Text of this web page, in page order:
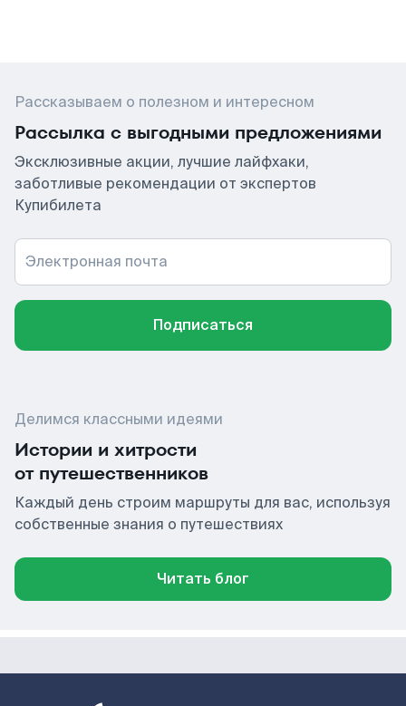
Рассказываем о полезном и интересном
Рассылка с выгодными предложениями
Эксклюзивные акции, лучшие лайфхаки,
заботливые рекомендации от экспертов
Купибилета
Электронная почта
Подписаться
Делимся классными идеями
Истории и хитрости
от путешественников
Каждый день строим маршруты для вас, используя
собственные знания о путешествиях
Читать блог